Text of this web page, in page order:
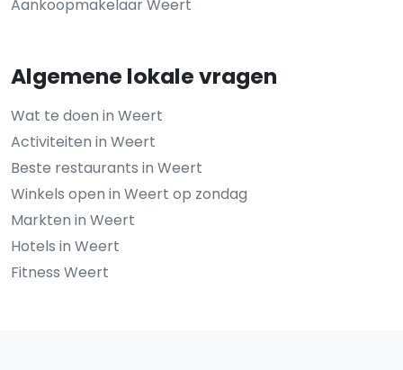
Aankoopmakelaar Weert
Algemene lokale vragen
Wat te doen in Weert
Activiteiten in Weert
Beste restaurants in Weert
Winkels open in Weert op zondag
Markten in Weert
Hotels in Weert
Fitness Weert